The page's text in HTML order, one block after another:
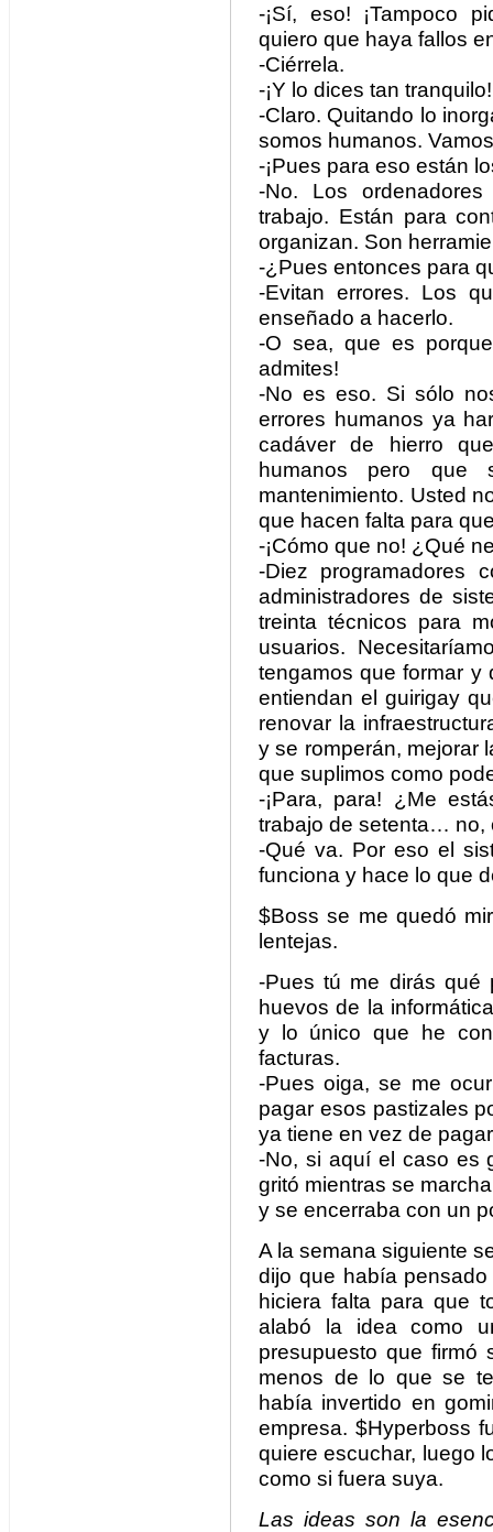
-¡Sí, eso! ¡Tampoco
quiero que haya fallos
-Ciérrela.
-¡Y lo dices tan tranquilo!
-Claro. Quitando lo
somos humanos.
-¡Pues para eso están
-No. Los
trabajo. Están para
organizan. Son
-¿Pues entonces para
-Evitan errores. Los
enseñado a hacerlo.
-O sea, que es
admites!
-No es eso. Si sólo
errores humanos ya
cadáver de hierro
humanos pero
mantenimiento. Usted
que hacen falta para
-¡Cómo que no! ¿Qué
-Diez programadores
administradores de
treinta técnicos para
usuarios.
tengamos que formar y
entiendan el guirigay
renovar la
y se romperán, mejorar
que suplimos como
-¡Para, para! ¿Me
trabajo de setenta… no,
-Qué va. Por eso el
funciona y hace lo que
$Boss se me quedó
lentejas.
-Pues tú me dirás qué
huevos de la
y lo único que he
facturas.
-Pues oiga, se me
pagar esos pastizales
ya tiene en vez de
-No, si aquí el caso es
gritó mientras se
y se encerraba con un
A la semana siguiente
dijo que había
hiciera falta para que
alabó la idea como
presupuesto que firmó
menos de lo que se
había invertido en
empresa. $Hyperboss
quiere escuchar, luego
como si fuera suya.
Las ideas son la